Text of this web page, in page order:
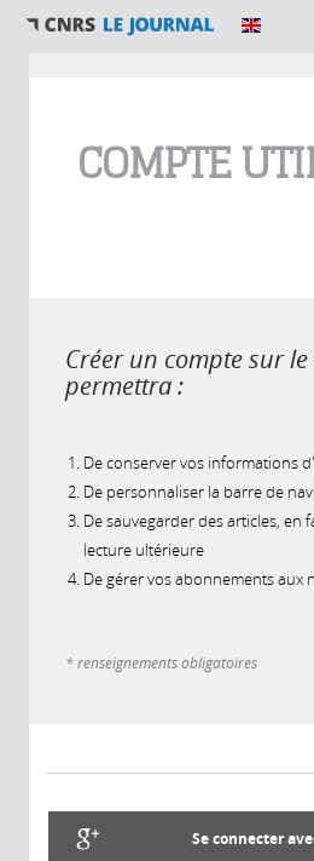
COMPTE
Créer un compte sur le
permettra :
De conserver vos informations
De personnaliser la barre de
De sauvegarder des articles, en
lecture ultérieure
De gérer vos abonnements aux
* renseignements obligatoires
Se connecter